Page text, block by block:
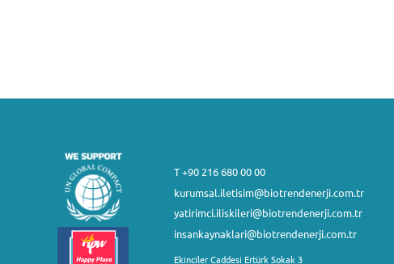
T +90 216 680 00 00
kurumsal.iletisim@biotrendenerji.com.tr
yatirimci.iliskileri@biotrendenerji.com.tr
insankaynaklari@biotrendenerji.com.tr
Ekinciler Caddesi Ertürk Sokak 3